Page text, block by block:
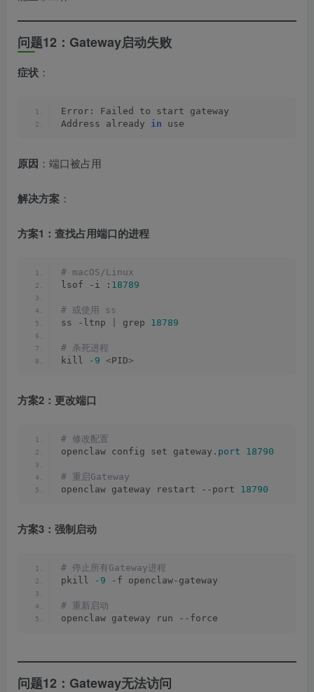
问题12：Gateway启动失败
症状 ：
Error: Failed to start gateway
Address already in use
原因 ：端口被占用
解决方案 ：
方案1：查找占用端口的进程
# macOS/Linux
lsof -i : 18789
# 或使用 ss
ss -ltnp
grep 18789
# 杀死进程
kill
-9 <PID>
方案2：更改端口
# 修改配置
openclaw config set gateway. port 18790
# 重启Gateway
openclaw gateway restart --port 18790
方案3：强制启动
# 停止所有Gateway进程
pkill
-9 -f openclaw-gateway
# 重新启动
openclaw gateway run --force
问题12：Gateway无法访问